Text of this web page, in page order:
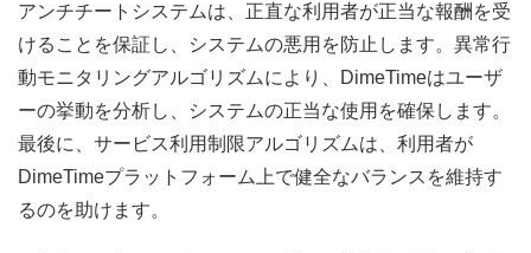
アンチチートシステムは、正直な利用者が正当な報酬を受
けることを保証し、システムの悪用を防止します。異常行
動モニタリングアルゴリズムにより、DimeTimeはユーザ
ーの挙動を分析し、システムの正当な使用を確保します。
最後に、サービス利用制限アルゴリズムは、利用者が
DimeTimeプラットフォーム上で健全なバランスを維持す
るのを助けます。